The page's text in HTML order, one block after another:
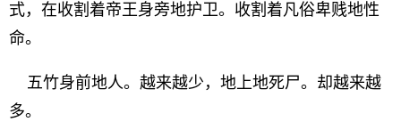
式，在收割着帝王身旁地护卫。收割着凡俗卑贱地性
命。
五竹身前地人。越来越少，地上地死尸。却越来越
多。